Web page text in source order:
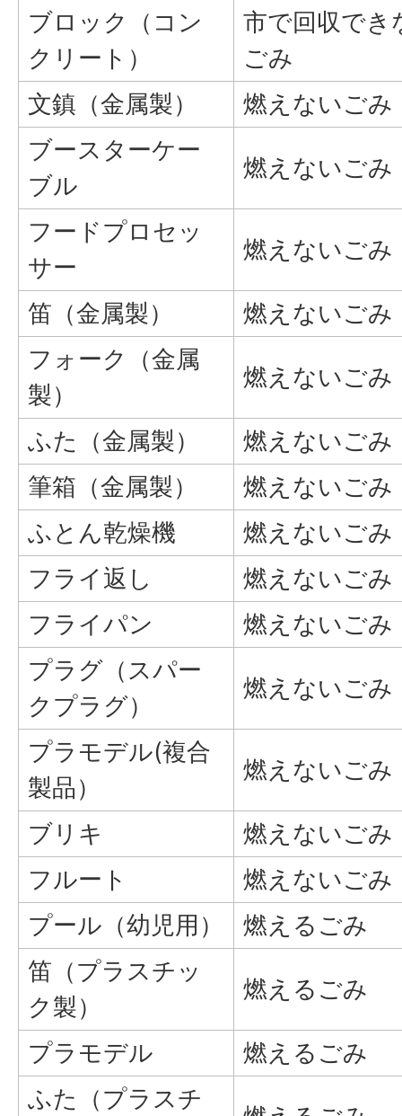
ブロック（コン
クリート）
市で回収でき
ごみ
文鎮（金属製）
燃えないごみ
ブースターケー
ブル
燃えないごみ
フードプロセッ
サー
燃えないごみ
笛（金属製）
燃えないごみ
フォーク（金属
製）
燃えないごみ
ふた（金属製）
燃えないごみ
筆箱（金属製）
燃えないごみ
ふとん乾燥機
燃えないごみ
フライ返し
燃えないごみ
フライパン
燃えないごみ
プラグ（スパー
クプラグ）
燃えないごみ
プラモデル(複合
製品）
燃えないごみ
ブリキ
燃えないごみ
フルート
燃えないごみ
プール（幼児用）
燃えるごみ
笛（プラスチッ
ク製）
燃えるごみ
プラモデル
燃えるごみ
ふた（プラスチ